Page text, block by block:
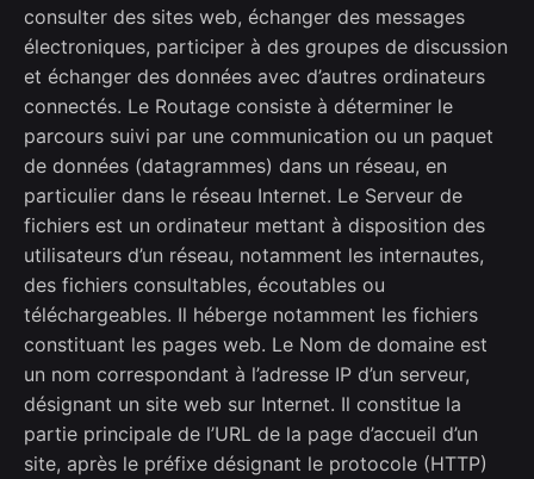
consulter des sites web, échanger des messages
électroniques, participer à des groupes de discussion
et échanger des données avec d’autres ordinateurs
connectés. Le Routage consiste à déterminer le
parcours suivi par une communication ou un paquet
de données (datagrammes) dans un réseau, en
particulier dans le réseau Internet. Le Serveur de
fichiers est un ordinateur mettant à disposition des
utilisateurs d’un réseau, notamment les internautes,
des fichiers consultables, écoutables ou
téléchargeables. Il héberge notamment les fichiers
constituant les pages web. Le Nom de domaine est
un nom correspondant à l’adresse IP d’un serveur,
désignant un site web sur Internet. Il constitue la
partie principale de l’URL de la page d’accueil d’un
site, après le préfixe désignant le protocole (HTTP)